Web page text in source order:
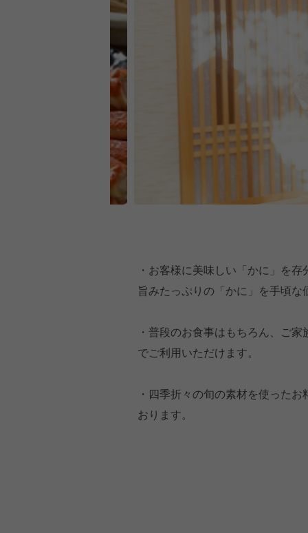
・お客様に美味しい「かに」を
旨みたっぷりの「かに」を手頃
・普段のお食事はもちろん、ご
でご利用いただけます。
・四季折々の旬の素材を使った
おります。